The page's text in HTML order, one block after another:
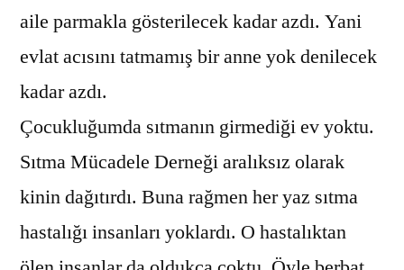
aile parmakla gösterilecek kadar azdı. Yani
evlat acısını tatmamış bir anne yok denilecek
kadar azdı.
Çocukluğumda sıtmanın girmediği ev yoktu.
Sıtma Mücadele Derneği aralıksız olarak
kinin dağıtırdı. Buna rağmen her yaz sıtma
hastalığı insanları yoklardı. O hastalıktan